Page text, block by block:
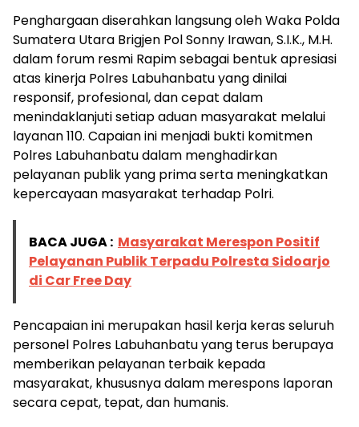
Penghargaan diserahkan langsung oleh Waka Polda
Sumatera Utara Brigjen Pol Sonny Irawan, S.I.K., M.H.
dalam forum resmi Rapim sebagai bentuk apresiasi
atas kinerja Polres Labuhanbatu yang dinilai
responsif, profesional, dan cepat dalam
menindaklanjuti setiap aduan masyarakat melalui
layanan 110. Capaian ini menjadi bukti komitmen
Polres Labuhanbatu dalam menghadirkan
pelayanan publik yang prima serta meningkatkan
kepercayaan masyarakat terhadap Polri.
BACA JUGA : Masyarakat Merespon Positif
Pelayanan Publik Terpadu Polresta Sidoarjo
di Car Free Day
Pencapaian ini merupakan hasil kerja keras seluruh
personel Polres Labuhanbatu yang terus berupaya
memberikan pelayanan terbaik kepada
masyarakat, khususnya dalam merespons laporan
secara cepat, tepat, dan humanis.